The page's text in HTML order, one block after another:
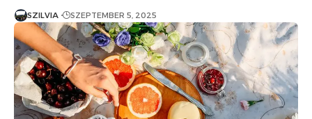
SZILVIA SZEPTEMBER 5, 2025